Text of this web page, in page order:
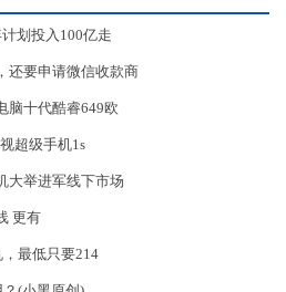
划投入100亿走
还要申请微信收款商
脑十代酷睿649欧
超级手机1s
大举进军线下市场
更有
最低只要214